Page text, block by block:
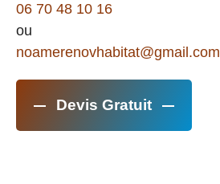
06 70 48 10 16
ou
noamerenovhabitat@gmail.com
Devis Gratuit